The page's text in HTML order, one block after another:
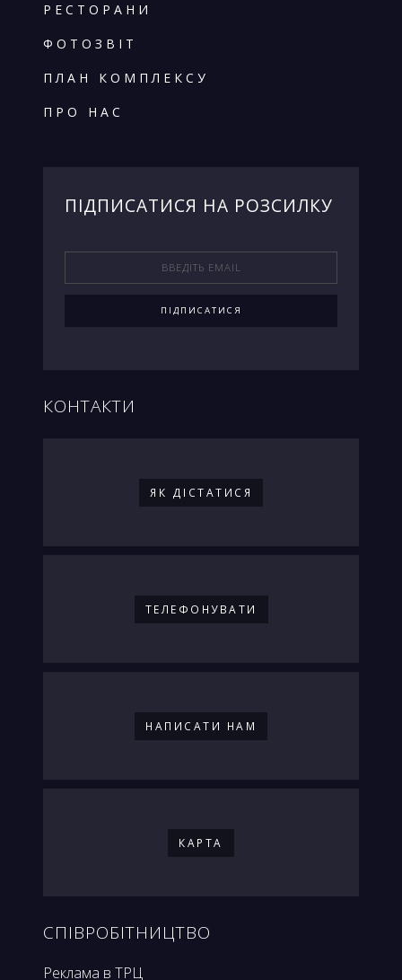
РЕСТОРАНИ
ФОТОЗВІТ
ПЛАН КОМПЛЕКСУ
ПРО НАС
ПIДПИСАТИСЯ НА РОЗСИЛКУ
КОНТАКТИ
ЯК ДIСТАТИСЯ
ТЕЛЕФОНУВАТИ
НАПИСАТИ НАМ
КАРТА
СПІВРОБІТНИЦТВО
Реклама в ТРЦ